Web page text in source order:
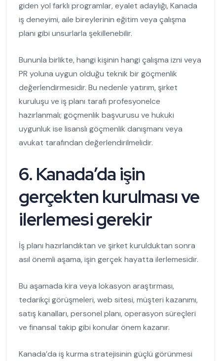
giden yol farklı programlar, eyalet adaylığı, Kanada
iş deneyimi, aile bireylerinin eğitim veya çalışma
planı gibi unsurlarla şekillenebilir.
Bununla birlikte, hangi kişinin hangi çalışma izni veya
PR yoluna uygun olduğu teknik bir göçmenlik
değerlendirmesidir. Bu nedenle yatırım, şirket
kuruluşu ve iş planı tarafı profesyonelce
hazırlanmalı; göçmenlik başvurusu ve hukuki
uygunluk ise lisanslı göçmenlik danışmanı veya
avukat tarafından değerlendirilmelidir.
6. Kanada’da işin
gerçekten kurulması ve
ilerlemesi gerekir
İş planı hazırlandıktan ve şirket kurulduktan sonra
asıl önemli aşama, işin gerçek hayatta ilerlemesidir.
Bu aşamada kira veya lokasyon araştırması,
tedarikçi görüşmeleri, web sitesi, müşteri kazanımı,
satış kanalları, personel planı, operasyon süreçleri
ve finansal takip gibi konular önem kazanır.
Kanada’da iş kurma stratejisinin güçlü görünmesi